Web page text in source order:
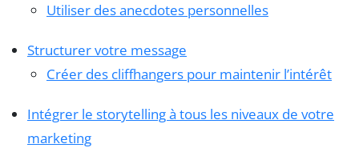
Utiliser des anecdotes personnelles
Structurer votre message
Créer des cliffhangers pour maintenir l’intérêt
Intégrer le storytelling à tous les niveaux de votre
marketing